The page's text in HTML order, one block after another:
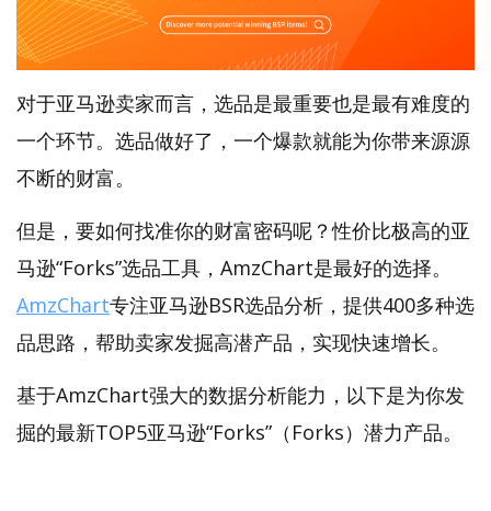
对于亚马逊卖家而言，选品是最重要也是最有难度的
一个环节。选品做好了，一个爆款就能为你带来源源
不断的财富。
但是，要如何找准你的财富密码呢？性价比极高的亚
马逊“Forks”选品工具，AmzChart是最好的选择。
AmzChart专注亚马逊BSR选品分析，提供400多种选
品思路，帮助卖家发掘高潜产品，实现快速增长。
基于AmzChart强大的数据分析能力，以下是为你发
掘的最新TOP5亚马逊“Forks”（Forks）潜力产品。